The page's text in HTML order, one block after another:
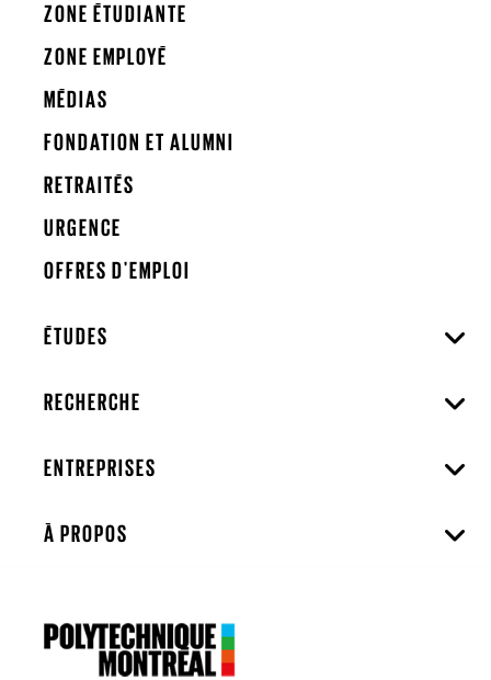
ZONE ÉTUDIANTE
ZONE EMPLOYÉ
MÉDIAS
FONDATION ET ALUMNI
RETRAITÉS
URGENCE
OFFRES D'EMPLOI
ÉTUDES
RECHERCHE
ENTREPRISES
À PROPOS